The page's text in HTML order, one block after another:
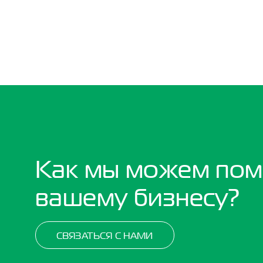
Как мы можем
вашему бизнесу?
СВЯЗАТЬСЯ С НАМИ